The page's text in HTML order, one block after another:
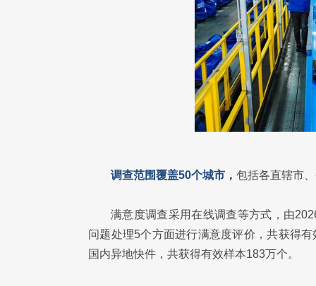
调查范围覆盖50个城市， 包括各直辖市
满意度调查采用在线调查等方式，由
问题处理5个方面进行满意度评价，共获得
国内异地快件，共获得有效样本183万个。